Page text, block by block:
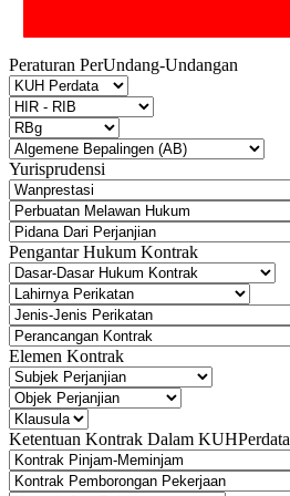
Peraturan PerUndang-Undangan
Yurisprudensi
Pengantar Hukum Kontrak
Elemen Kontrak
Ketentuan Kontrak Dalam KUHPerdata